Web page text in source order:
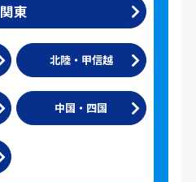
関東
北陸・甲信越
中国・四国